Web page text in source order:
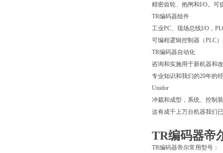
精密齿轮、抱闸和I/O。可
TR编码器组件
工业PC、现场总线I/O，
可编程逻辑控制器（PLC
TR编码器自动化
咨询和实施用于新机器和
专业知识和我们的20年的
Unidor
冲裁和成型，系统、控制
这有成千上万台机器我们
TR编码器帝
TR编码器帝尔常用型号：